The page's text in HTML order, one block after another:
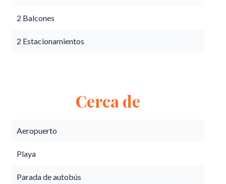
2 Balcones
2 Estacionamientos
Cerca de
Aeropuerto
Playa
Parada de autobús